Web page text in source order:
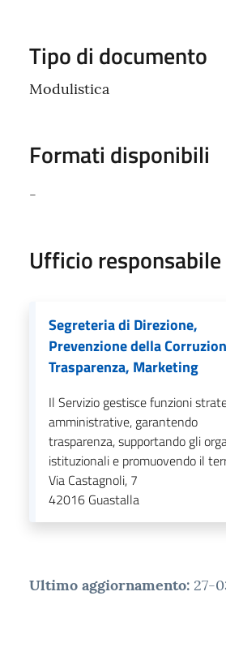
Tipo di documento
Modulistica
Formati disponibili
-
Ufficio responsabile
Segreteria di Direzione,
Prevenzione della
Trasparenza, Marketing
Il Servizio gestisce funzioni
amministrative, garantendo
trasparenza, supportando gli
istituzionali e promuovendo il
Via Castagnoli, 7
42016 Guastalla
Ultimo aggiornamento: 27-